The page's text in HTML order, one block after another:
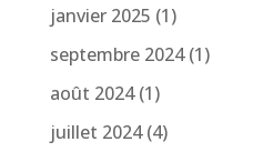
janvier 2025 (1)
septembre 2024(1)
août 2024(1)
juillet 2024(4)